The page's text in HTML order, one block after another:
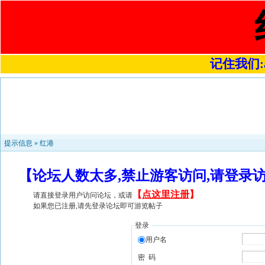
记住我们
提示信息 » 红港
【论坛人数太多,禁止游客访问,请登
请直接登录用户访问论坛，或请 【 点这里注册】
如果您已注册,请先登录论坛即可游览帖子
登录
用户名
密 码